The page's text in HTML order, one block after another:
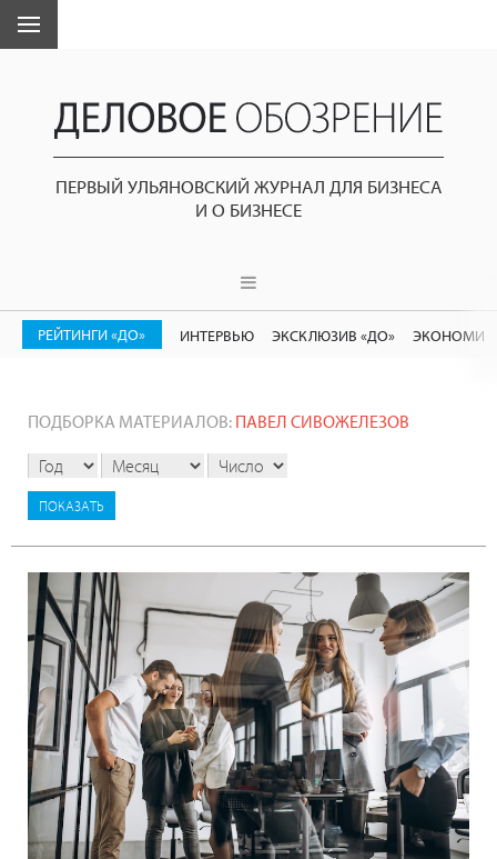
ПЕРВЫЙ УЛЬЯНОВСКИЙ ЖУРНАЛ ДЛЯ БИЗНЕСА
И О БИЗНЕСЕ
РЕЙТИНГИ «ДО» ИНТЕРВЬЮ ЭКСКЛЮЗИВ «ДО»
ПОДБОРКА МАТЕРИАЛОВ: ПАВЕЛ СИВОЖЕЛЕЗОВ